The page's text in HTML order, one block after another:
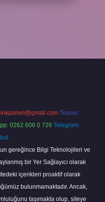
Teams:
0262 606 0 726 Telegram:
gereğince Bilgi Teknolojileri ve
bir Yer Sağlayıcı olarak
içerikleri proaktif olarak
bulunmamaktadır. Ancak,
taşımakta olup, siteye